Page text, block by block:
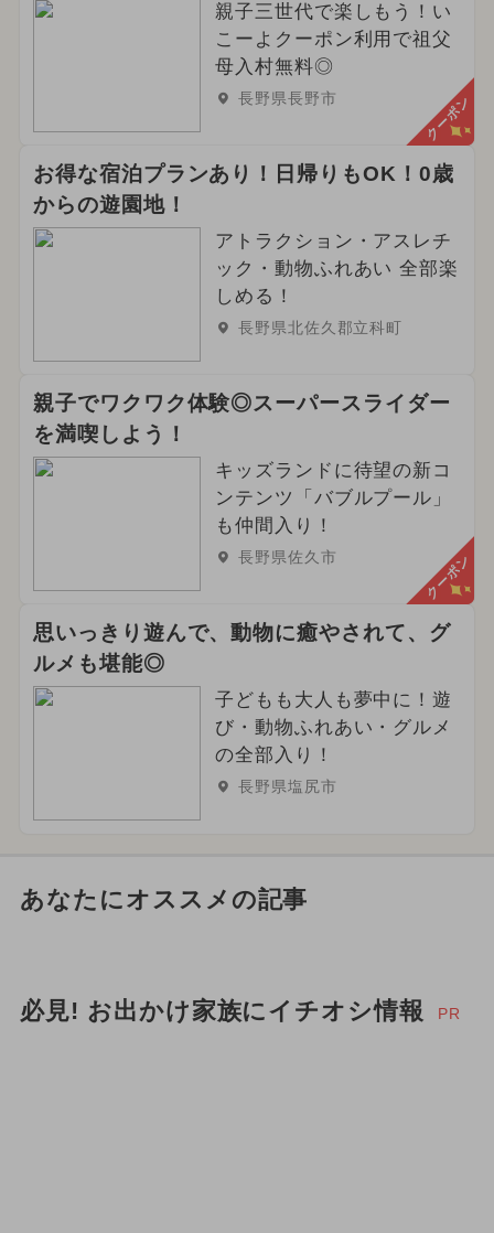
親子三世代で楽しもう！い
こーよクーポン利用で祖父
母入村無料◎
長野県長野市 クーポン
お得な宿泊プランあり！日帰りもOK！0歳
からの遊園地！
アトラクション・アスレチ
ック・動物ふれあい 全部楽
しめる！
長野県北佐久郡立科町
親子でワクワク体験◎スーパースライダー
を満喫しよう！
キッズランドに待望の新コ
ンテンツ「バブルプール」
も仲間入り！
長野県佐久市 クーポン
思いっきり遊んで、動物に癒やされて、グ
ルメも堪能◎
子どもも大人も夢中に！遊
び・動物ふれあい・グルメ
の全部入り！
長野県塩尻市
あなたにオススメの記事
必見! お出かけ家族にイチオシ情報 PR